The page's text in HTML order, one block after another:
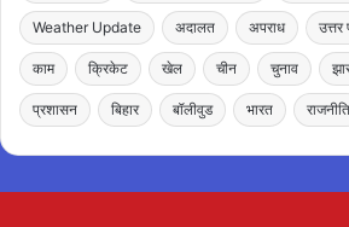
Weather Update अदालत अपराध
काम क्रिकेट खेल चीन चुनाव
प्रशासन बिहार बॉलीवुड भारत राजनीति